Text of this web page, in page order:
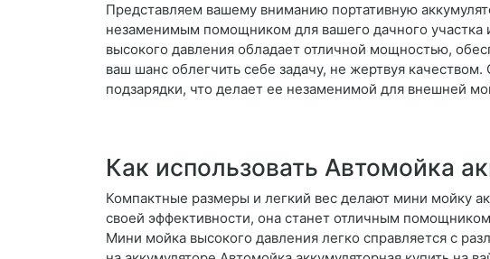
Представляем вашему вниманию портативную
незаменимым помощником для вашего дачного участка
высокого давления обладает отличной мощностью,
ваш шанс облегчить себе задачу, не жертвуя
подзарядки, что делает ее незаменимой для внешней
Как использовать Автомойка
Компактные размеры и легкий вес делают мини мойку
своей эффективности, она станет отличным
Мини мойка высокого давления легко справляется с